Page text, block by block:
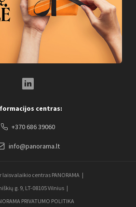
centras:
+370 686 39060
info@panorama.lt
laisvalaikio centras PANORAMA
g. 9, LT-08105 Vilnius
PRIVATUMO POLITIKA